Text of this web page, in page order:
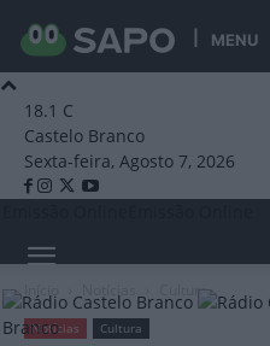
MENU
18.1 C
Castelo Branco
Sexta-feira, Agosto 7, 2026
Branco
Cultura
Notícias Cultura